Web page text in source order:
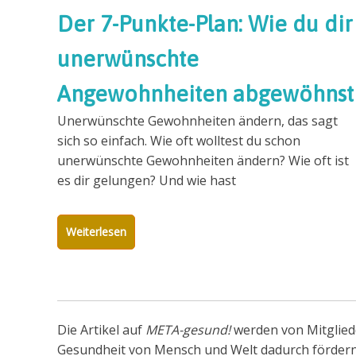
Der 7-Punkte-Plan: Wie du dir
unerwünschte
Angewohnheiten abgewöhnst
Unerwünschte Gewohnheiten ändern, das sagt
sich so einfach. Wie oft wolltest du schon
unerwünschte Gewohnheiten ändern? Wie oft ist
es dir gelungen? Und wie hast
Weiterlesen
Die Artikel auf META-gesund!werden von
Gesundheit von Mensch und Welt dadurch